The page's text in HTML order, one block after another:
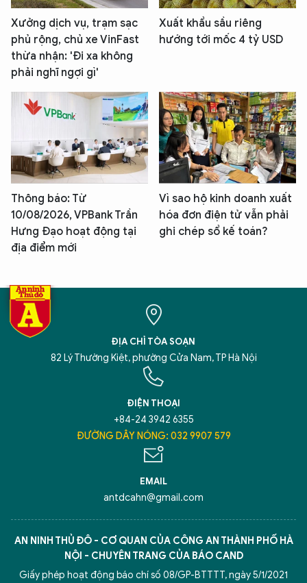
Xưởng dịch vụ, trạm sạc
phủ rộng, chủ xe VinFast
thừa nhận: 'Đi xa không
phải nghĩ ngợi gì'
Xuất khẩu sầu riêng
hướng tới mốc 4 tỷ USD
Thông báo: Từ
10/08/2026, VPBank Trần
Hưng Đạo hoạt động tại
địa điểm mới
Vì sao hộ kinh doanh xuất
hóa đơn điện tử vẫn phải
ghi chép sổ kế toán?
ĐỊA CHỈ TÒA SOẠN
82 Lý Thường Kiệt, phường Cửa Nam, TP Hà Nội
ĐIỆN THOẠI
+84-24 3942 6355
ĐƯỜNG DÂY NÓNG: 032 9907 579
EMAIL
antdcahn@gmail.com
AN NINH THỦ ĐÔ - CƠ QUAN CỦA CÔNG AN THÀNH PHỐ HÀ
NỘI - CHUYÊN TRANG CỦA BÁO CAND
Giấy phép hoạt động báo chí số 08/GP-BTTTT, ngày 5/1/2021